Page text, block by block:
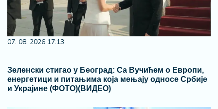
07. 08. 2026 17:13
Зеленски стигао у Београд: Са Вучићем о Европи,
енергетици и питањима која мењају односе Србије
и Украјине (ФОТО)(ВИДЕО)